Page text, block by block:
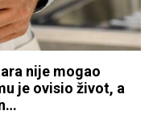
nije mogao
je ovisio život, a